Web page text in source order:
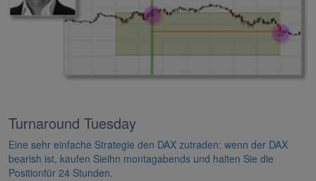
Turnaround Tuesday
Eine sehr einfache Strategie den DAX zutraden: wenn der DAX
bearish ist, kaufen Sieihn montagabends und halten Sie die
Positionfür 24 Stunden.